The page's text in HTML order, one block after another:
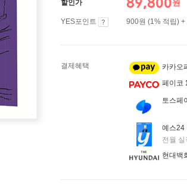
할인가 원
YES포인트 900원 (1% 적립) +
결제혜택 카카오
페이코
토스페
예스24
전월 실
현대백